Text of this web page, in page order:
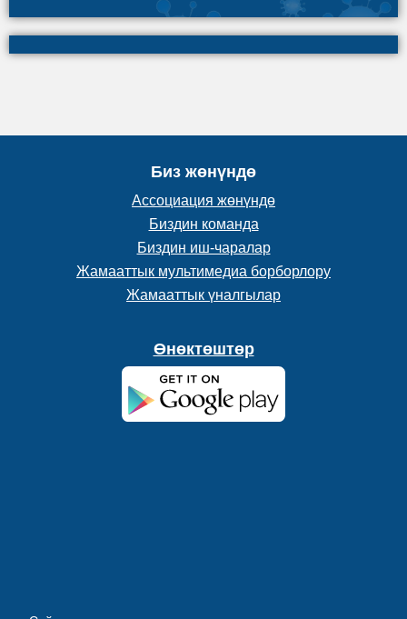
Биз жөнүндө
Ассоциация жөнүндө
Биздин команда
Биздин иш-чаралар
Жамааттык мультимедиа борборлору
Жамааттык үналгылар
Өнөктөштөр